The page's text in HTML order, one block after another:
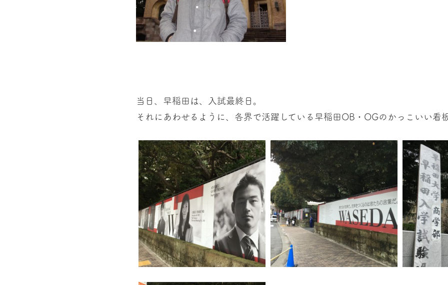
当日、早稲田は、入試最終日。
それにあわせるように、各界で活躍している早稲田OB・OGのかっこいい看